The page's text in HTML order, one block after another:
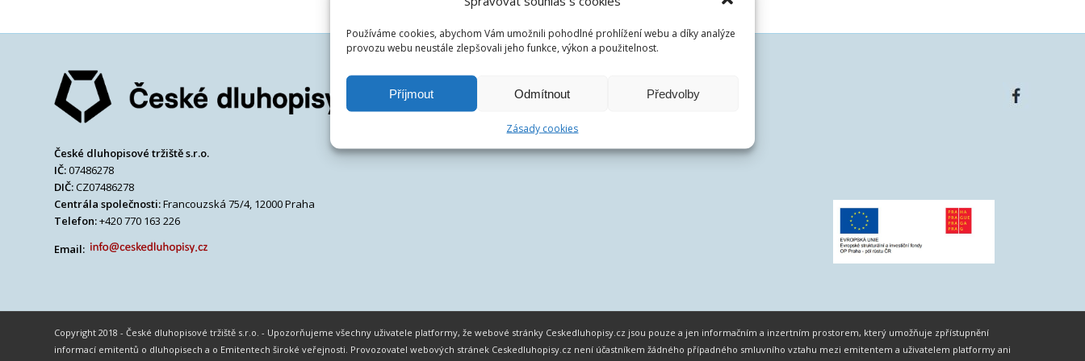
Používáme cookies, abychom Vám umožnili pohodlné prohlížení webu a díky analýze
provozu webu neustále zlepšovali jeho funkce, výkon a použitelnost.
Příjmout Odmítnout Předvolby
Zásady cookies
České dluhopisové tržiště s.r.o.
IČ:07486278
DIČ:CZ07486278
Centrála společnosti:Francouzská 75/4, 12000 Praha
Telefon:+420 770 163 226
Email:
Copyright 2018 - České dluhopisové tržiště s.r.o. - Upozorňujeme všechny uživatele platformy, že webové stránky Ceskedluhopisy.cz jsou pouze a jen informačním a inzertním prostorem, který umožňuje zpřístupnění
informací emitentů o dluhopisech a o Emitentech široké veřejnosti. Provozovatel webových stránek Ceskedluhopisy.cz není účastníkem žádného případného smluvního vztahu mezi emitentem a uživatelem platformy ani